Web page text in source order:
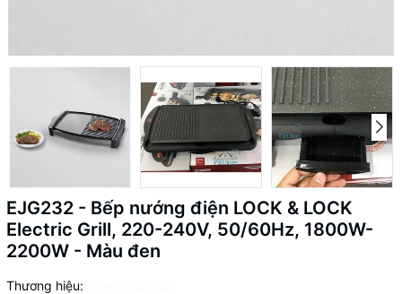
EJG232 - Bếp nướng điện LOCK & LOCK
Electric Grill, 220-240V, 50/60Hz, 1800W-
2200W - Màu đen
Thương hiệu: